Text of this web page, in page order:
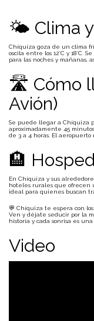
🌤 Clima y
Chíquiza goza de un clima
oscila entre los 12°C y 18°C.
para las noches y mañanas,
🛣 Cómo
Avión)
Se puede llegar a Chíquiza
aproximadamente 45
de 3 a 4 horas. El aeropuerto
🏨
En Chíquiza y sus
hoteles rurales que ofrecen
ideal para quienes buscan
💬 Chíquiza te espera con
Ven y déjate seducir por la
historia y cada sonrisa es
Video